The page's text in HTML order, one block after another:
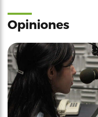
Opiniones